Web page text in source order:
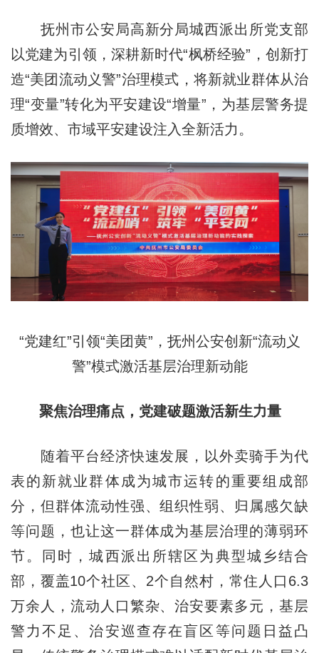
抚州市公安局高新分局城西派出所党支部
以党建为引领，深耕新时代“枫桥经验”，创新打
造“美团流动义警”治理模式，将新就业群体从治
理“变量”转化为平安建设“增量”，为基层警务提
质增效、市域平安建设注入全新活力。
“党建红”引领“美团黄”，抚州公安创新“流动义
警”模式激活基层治理新动能
聚焦治理痛点，党建破题激活新生力量
随着平台经济快速发展，以外卖骑手为代
表的新就业群体成为城市运转的重要组成部
分，但群体流动性强、组织性弱、归属感欠缺
等问题，也让这一群体成为基层治理的薄弱环
节。同时，城西派出所辖区为典型城乡结合
部，覆盖10个社区、2个自然村，常住人口6.3
万余人，流动人口繁杂、治安要素多元，基层
警力不足、治安巡查存在盲区等问题日益凸